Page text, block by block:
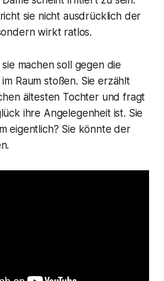
sie nicht ausdrücklich der
wirkt ratlos.
machen soll gegen die
Raum stoßen. Sie erzählt
ältesten Tochter und fragt
ihre Angelegenheit ist. Sie
eigentlich? Sie könnte der